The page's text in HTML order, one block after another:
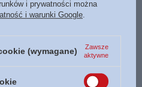
978-83-8144-288-6
i prywatności można
i warunki Google
(wymagane)
Zawsze
aktywne